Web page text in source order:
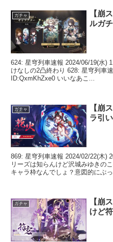
ガチャ
【崩
ルガ
624: 星穹列車速報 2024/06/19(水)
けなしの2凸終わり 628: 星穹列車
ID:QxmKhZxe0 いいなあこ...
ガチャ
【崩
ラ引
869: 星穹列車速報 2024/02/22(木)
リーズは知らんけど沢城みゆきの
キャラ枠なんでしょ？意図的にぶ
ガチャ
【崩
けど